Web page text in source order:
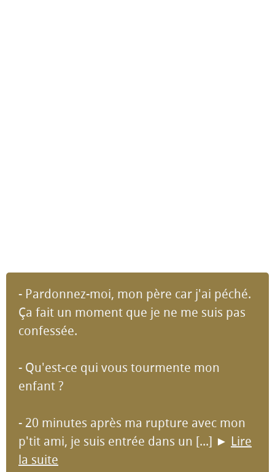
- Pardonnez-moi, mon père car j'ai péché.
Ça fait un moment que je ne me suis pas
confessée.
- Qu'est-ce qui vous tourmente mon
enfant ?
- 20 minutes après ma rupture avec mon
p'tit ami, je suis entrée dans un [...] ► Lire
la suite